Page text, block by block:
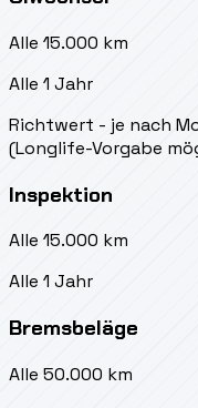
Alle 15.000 km
Alle 1 Jahr
Richtwert - je nach
(Longlife-Vorgabe
Inspektion
Alle 15.000 km
Alle 1 Jahr
Bremsbeläge
Alle 50.000 km